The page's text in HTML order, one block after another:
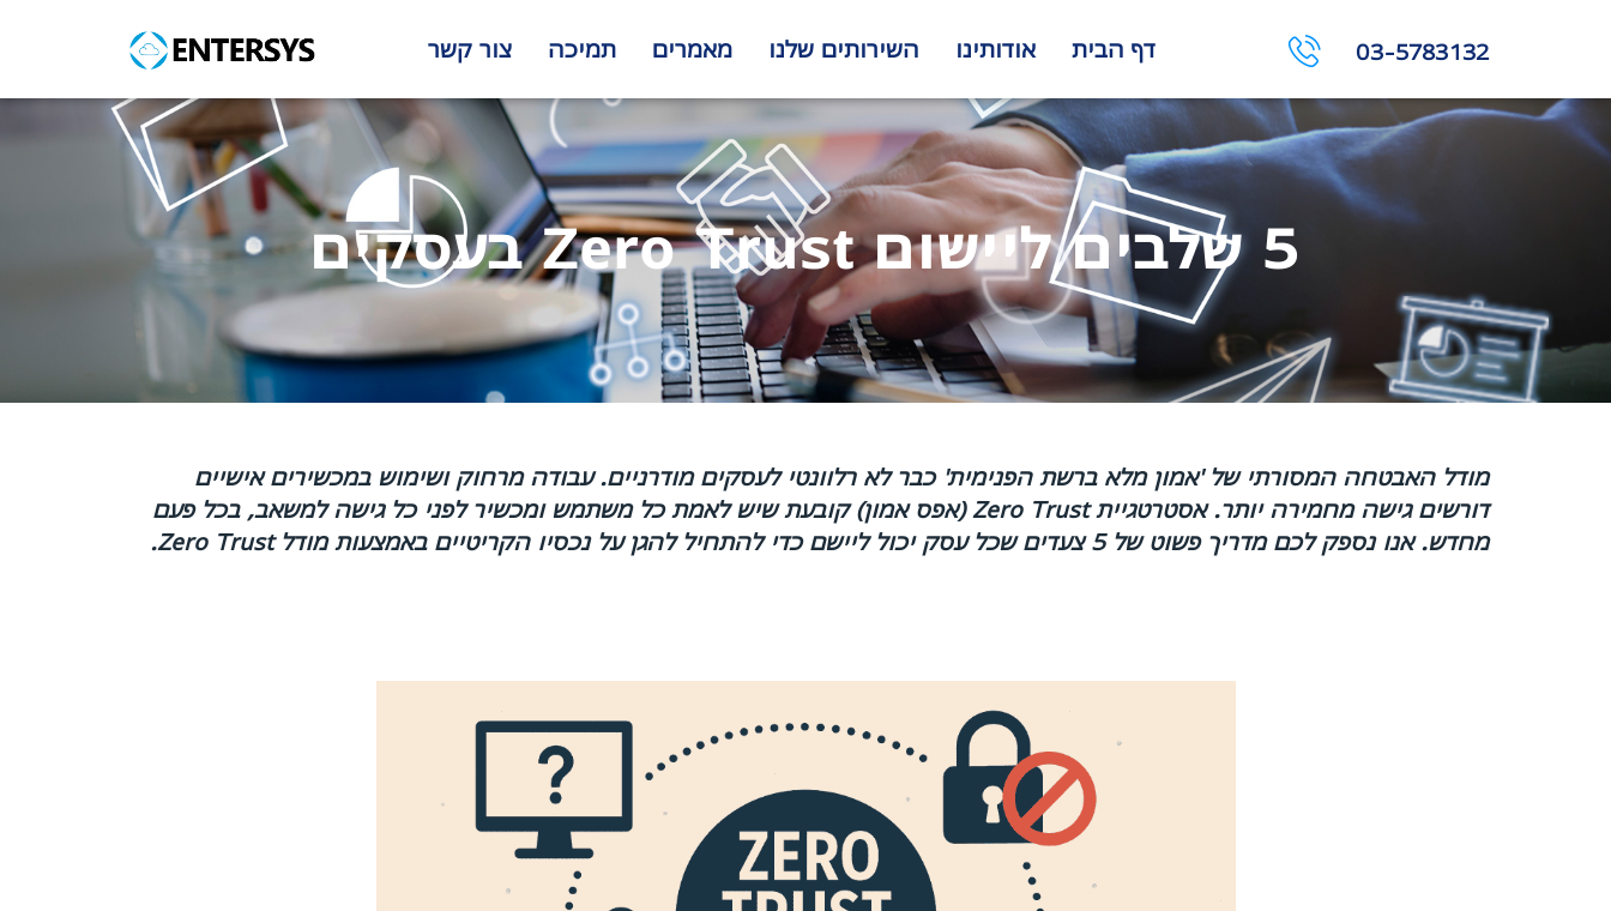
03-5783132 דף הבית אודותינו השירותים שלנו מאמרים תמיכה צור קשר
5 שלבים ליישום Zero Trust בעסקים
מודל האבטחה המסורתי של 'אמון מלא ברשת הפנימית' כבר לא רלוונטי לעסקים מודרניים. עבודה מרחוק ושימוש במכשירים אישיים
דורשים גישה מחמירה יותר.אסטרטגיית Zero Trust
(אפס אמון) קובעת שיש לאמת כל משתמש ומכשיר לפני כל גישה למשאב, בכל פעם
מחדש. אנו נספק לכם מדריך פשוט של 5 צעדים שכל עסק יכול ליישם כדי להתחיל להגן על נכסיו הקריטיים באמצעות מודל Zero Trust.